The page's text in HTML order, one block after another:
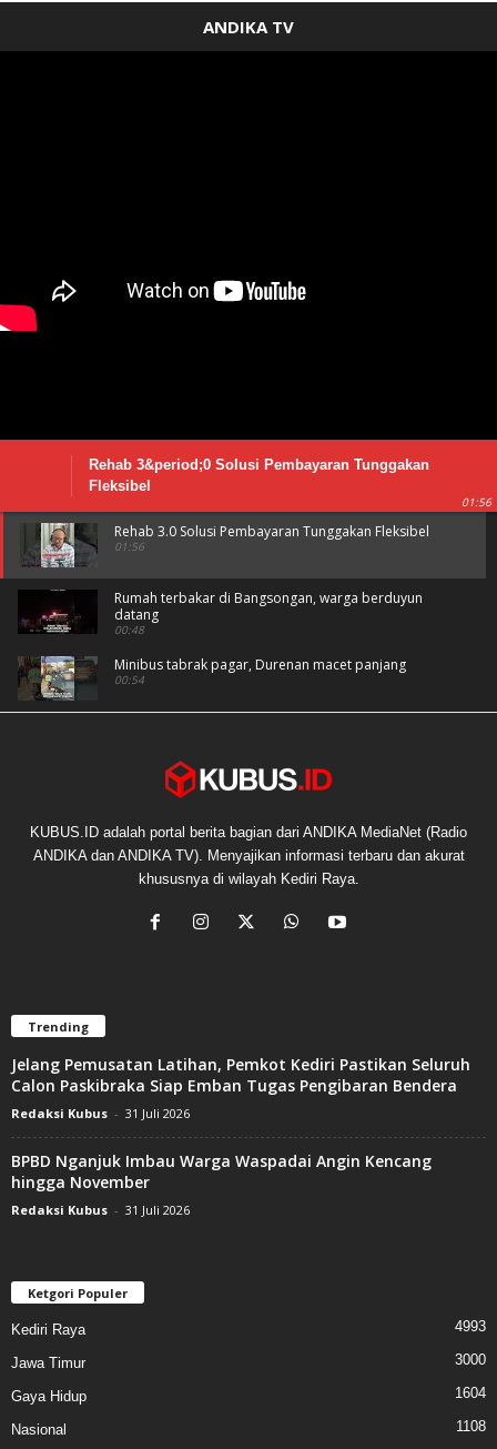
ANDIKA TV
Rehab 3&period;0 Solusi Pembayaran Tunggakan
Fleksibel
01:56
Rehab 3.0 Solusi Pembayaran Tunggakan Fleksibel
01:56
Rumah terbakar di Bangsongan, warga berduyun
datang
00:48
Minibus tabrak pagar, Durenan macet panjang
00:54
Rehab 3.0 Solusi Pembayaran Tunggakan Fleksibel.
45:05
Pedestrian kotor, stop buang sampah sembarangan
00:42
Maling gagal bobol kotak amal
Truk patas as jalur Kediri - Blitar
00:27
01:46
KUBUS.ID adalah portal berita bagian dari ANDIKA MediaNet (Radio
ANDIKA dan ANDIKA TV). Menyajikan informasi terbaru dan akurat
khususnya di wilayah Kediri Raya.
Trending
Jelang Pemusatan Latihan, Pemkot Kediri Pastikan Seluruh
Calon Paskibraka Siap Emban Tugas Pengibaran Bendera
Redaksi Kubus - 31 Juli 2026
BPBD Nganjuk Imbau Warga Waspadai Angin Kencang
hingga November
Redaksi Kubus - 31 Juli 2026
Ketgori Populer
Kediri Raya 4993
Jawa Timur 3000
Gaya Hidup 1604
Nasional 1108